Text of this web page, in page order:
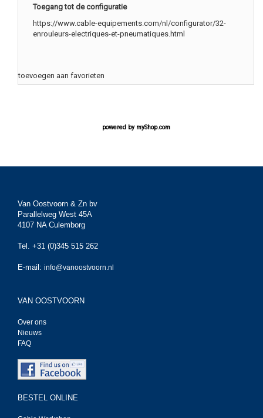
Toegang tot de configuratie
https://www.cable-equipements.com/nl/configurator/32-
enrouleurs-electriques-et-pneumatiques.html
toevoegen aan favorieten
powered by myShop.com
Van Oostvoorn & Zn bv
Parallelweg West 45A
4107 NA Culemborg
Tel. +31 (0)345 515 262
E-mail: info@vanoostvoorn.nl
VAN OOSTVOORN
Over ons
Nieuws
FAQ
BESTEL ONLINE